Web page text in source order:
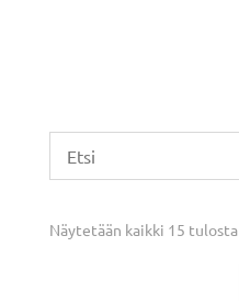
Näytetään kaikki 15 tulosta